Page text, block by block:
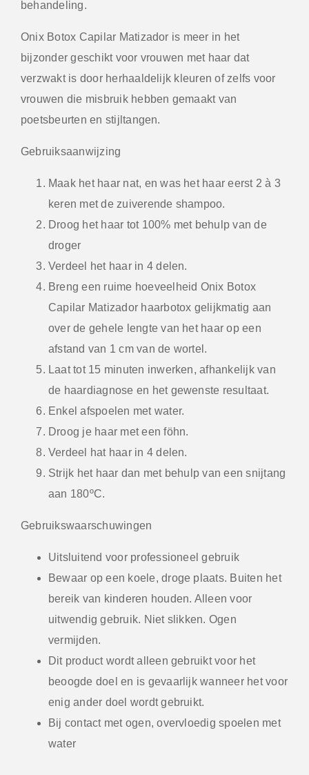
behandeling.
Onix Botox Capilar Matizador is meer in het
bijzonder geschikt voor vrouwen met haar dat
verzwakt is door herhaaldelijk kleuren of zelfs voor
vrouwen die misbruik hebben gemaakt van
poetsbeurten en stijltangen.
Gebruiksaanwijzing
Maak het haar nat, en was het haar eerst 2 à 3
keren met de zuiverende shampoo.
Droog het haar tot 100% met behulp van de
droger
Verdeel het haar in 4 delen.
Breng een ruime hoeveelheid Onix Botox
Capilar Matizador haarbotox gelijkmatig aan
over de gehele lengte van het haar op een
afstand van 1 cm van de wortel.
Laat tot 15 minuten inwerken, afhankelijk van
de haardiagnose en het gewenste resultaat.
Enkel afspoelen met water.
Droog je haar met een föhn.
Verdeel hat haar in 4 delen.
Strijk het haar dan met behulp van een snijtang
aan 180ºC.
Gebruikswaarschuwingen
Uitsluitend voor professioneel gebruik
Bewaar op een koele, droge plaats. Buiten het
bereik van kinderen houden. Alleen voor
uitwendig gebruik. Niet slikken. Ogen
vermijden.
Dit product wordt alleen gebruikt voor het
beoogde doel en is gevaarlijk wanneer het voor
enig ander doel wordt gebruikt.
Bij contact met ogen, overvloedig spoelen met
water